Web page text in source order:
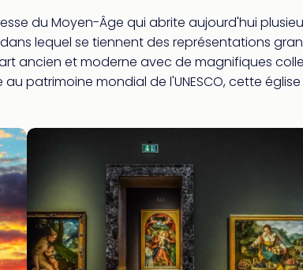
du Moyen-Âge qui abrite aujourd'hui
lequel se tiennent des représentations
ancien et moderne avec de magnifiques
au patrimoine mondial de l'UNESCO, cette